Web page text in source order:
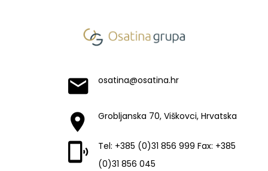
osatina@osatina.hr
Grobljanska 70, Viškovci, Hrvatska
Tel: +385 (0)31 856 999 Fax: +385
(0)31 856 045